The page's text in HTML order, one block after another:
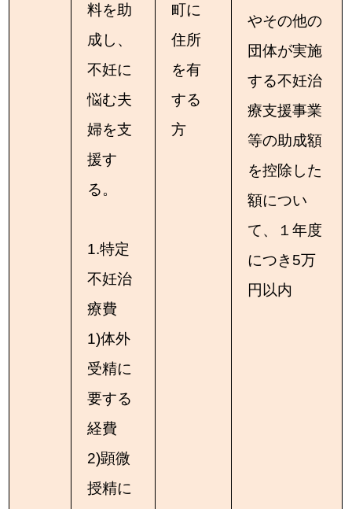
料を助
成し、
不妊に
悩む夫
婦を支
援す
る。
1.特定
不妊治
療費
1)体外
受精に
要する
経費
2)顕微
授精に
町に
住所
を有
する
方
やその他の
団体が実施
する不妊治
療支援事業
等の助成額
を控除した
額につい
て、１年度
につき5万
円以内